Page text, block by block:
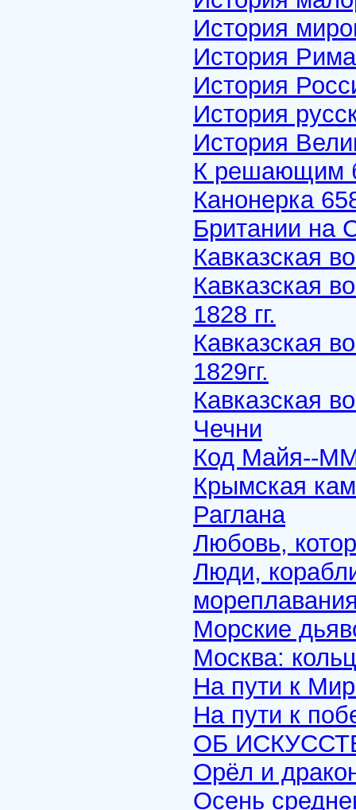
История
История
История
История
История
К решающим
Канонерка
Британии на
Кавказская
Кавказская
1828 гг.
Кавказская
1829гг.
Кавказская
Чечни
Код Майя--
Крымская
Раглана
Любовь,
Люди,
Морские
Москва:
На пути к
На пути к
ОБ
Орёл и
Осень